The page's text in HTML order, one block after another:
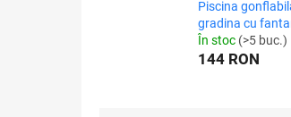
Piscina
gradina cu
În stoc (>5 buc.)
144 RON